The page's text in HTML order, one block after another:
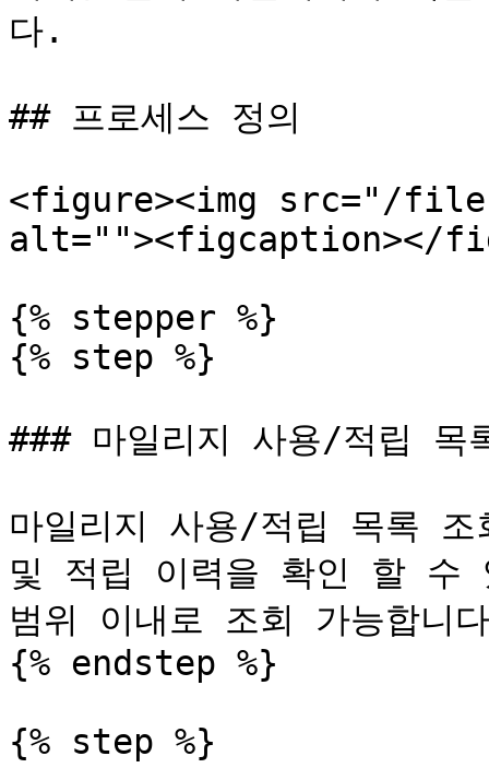
다.
## 프로세스 정의
<figure><img src="/
alt=""><figcaption></
{% stepper %}
{% step %}
### 마일리지 사용/적립 목
마일리지 사용/적립 목록
및 적립 이력을 확인 할 수
범위 이내로 조회 가능합니
{% endstep %}
{% step %}